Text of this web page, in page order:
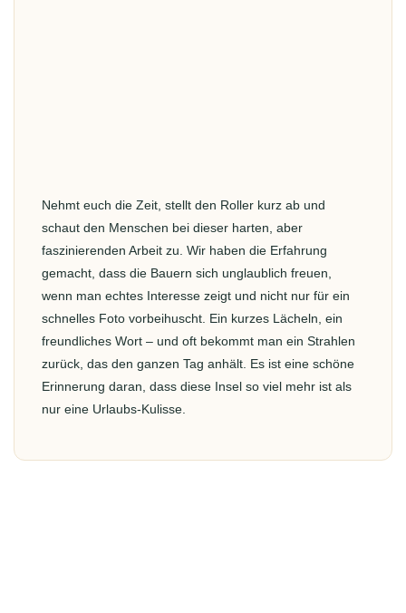
Nehmt euch die Zeit, stellt den Roller kurz ab und
schaut den Menschen bei dieser harten, aber
faszinierenden Arbeit zu. Wir haben die Erfahrung
gemacht, dass die Bauern sich unglaublich freuen,
wenn man echtes Interesse zeigt und nicht nur für ein
schnelles Foto vorbeihuscht. Ein kurzes Lächeln, ein
freundliches Wort – und oft bekommt man ein Strahlen
zurück, das den ganzen Tag anhält. Es ist eine schöne
Erinnerung daran, dass diese Insel so viel mehr ist als
nur eine Urlaubs-Kulisse.